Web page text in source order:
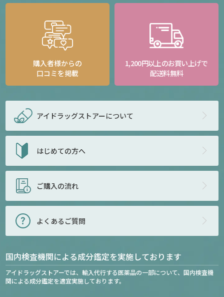
購入者様からの
口コミを掲載
1,200円以上のお買い上げで
配送料無料
アイドラッグストアーについて
はじめての方へ
ご購入の流れ
よくあるご質問
国内検査機関による成分鑑定を実施しております
アイドラッグストアーでは、輸入代行する医薬品の一部について、国内検査機
関による成分鑑定を適宜実施しております。